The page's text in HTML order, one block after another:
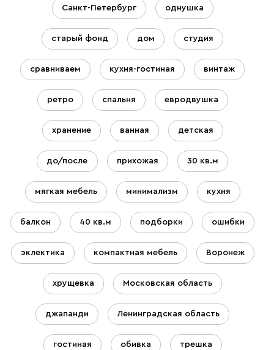
Санкт-Петербург однушка
старый фонд дом студия
сравниваем кухня-гостиная винтаж
ретро спальня евродвушка
хранение ванная детская
до/после прихожая 30 кв.м
мягкая мебель минимализм кухня
балкон 40 кв.м подборки ошибки
эклектика компактная мебель Воронеж
хрущевка Московская область
джапанди Ленинградская область
гостиная обивка трешка